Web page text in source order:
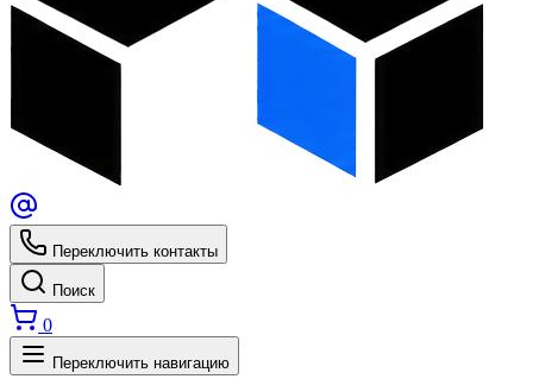
Переключить контакты
Поиск
0
Переключить навигацию